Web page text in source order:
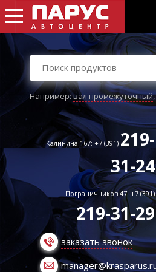
Например:вал промежуточный
Калинина 167: +7 (391) 219-
31-24
Пограничников 47: +7 (391)
219-31-29
заказать звонок